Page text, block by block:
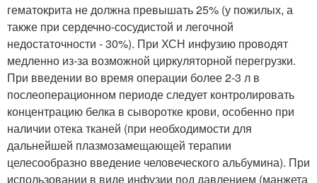
гематокрита не должна превышать 25% (у пожилых, а
также при сердечно-сосудистой и легочной
недостаточности - 30%). При ХСН инфузию проводят
медленно из-за возможной циркуляторной перегрузки.
При введении во время операции более 2-3 л в
послеоперационном периоде следует контролировать
концентрацию белка в сыворотке крови, особенно при
наличии отека тканей (при необходимости для
дальнейшей плазмозамещающей терапии
целесообразно введение человеческого альбумина). При
использовании в виде инфузии под давлением (манжета